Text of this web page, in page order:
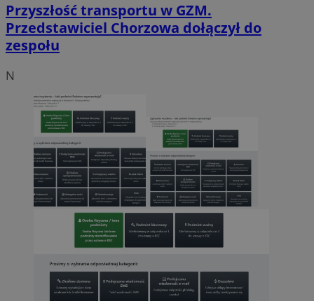
Przyszłość transportu w GZM.
Przedstawiciel Chorzowa dołączył do
zespołu
N